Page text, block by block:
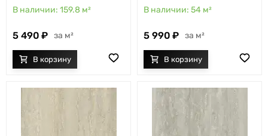
159.8 м²
5 490 м²
54 м²
5 990 м²